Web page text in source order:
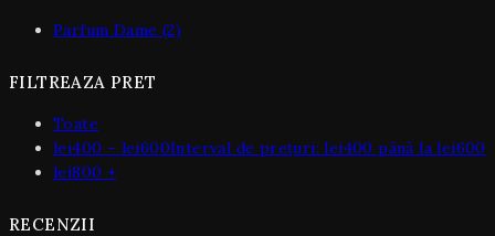
Parfum Dame (2)
FILTREAZA PRET
Toate
lei400 – lei600Interval de prețuri: lei400 până la lei600
lei800 +
RECENZII